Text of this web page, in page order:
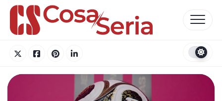
Skip
content